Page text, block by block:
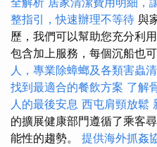
整指引，快速辦理不等待 與
歷，我們可以幫助您充分利
包含加上服務，每個沉船也
人，專業除蟑螂及各類害蟲
找到最適合的餐飲方案 了解
人的最後安息 西屯肩頸放鬆
的擴展健康部門遵循了乘客
能性的趨勢。 提供海外抓姦